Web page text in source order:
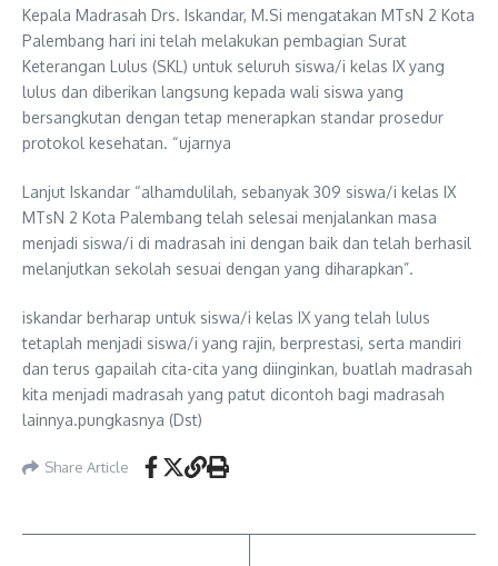
Kepala Madrasah Drs. Iskandar, M.Si mengatakan MTsN 2 Kota
Palembang hari ini telah melakukan pembagian Surat
Keterangan Lulus (SKL) untuk seluruh siswa/i kelas IX yang
lulus dan diberikan langsung kepada wali siswa yang
bersangkutan dengan tetap menerapkan standar prosedur
protokol kesehatan. “ujarnya
Lanjut Iskandar “alhamdulilah, sebanyak 309 siswa/i kelas IX
MTsN 2 Kota Palembang telah selesai menjalankan masa
menjadi siswa/i di madrasah ini dengan baik dan telah berhasil
melanjutkan sekolah sesuai dengan yang diharapkan”.
iskandar berharap untuk siswa/i kelas IX yang telah lulus
tetaplah menjadi siswa/i yang rajin, berprestasi, serta mandiri
dan terus gapailah cita-cita yang diinginkan, buatlah madrasah
kita menjadi madrasah yang patut dicontoh bagi madrasah
lainnya.pungkasnya (Dst)
Share Article